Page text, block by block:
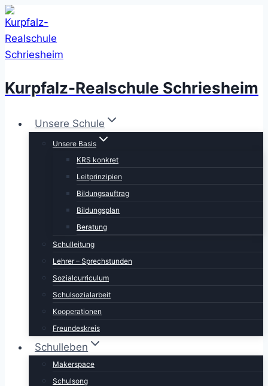
Zum
Inhalt
springen
Kurpfalz-Realschule Schriesheim
Unsere Schule
Unsere Basis
KRS konkret
Leitprinzipien
Bildungsauftrag
Bildungsplan
Beratung
Schulleitung
Lehrer – Sprechstunden
Sozialcurriculum
Schulsozialarbeit
Kooperationen
Freundeskreis
Schulleben
Makerspace
Schulsong